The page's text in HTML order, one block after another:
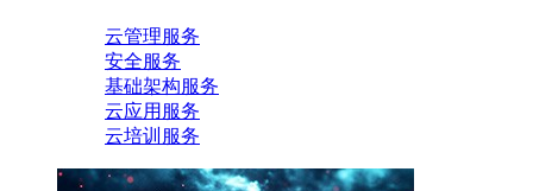
云管理服务
安全服务
基础架构服务
云应用服务
云培训服务